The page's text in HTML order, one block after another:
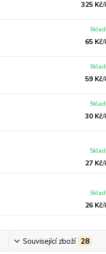
325 Kč/
65 Kč/
59 Kč/
30 Kč/
27 Kč/
26 Kč/
Související zboží 28